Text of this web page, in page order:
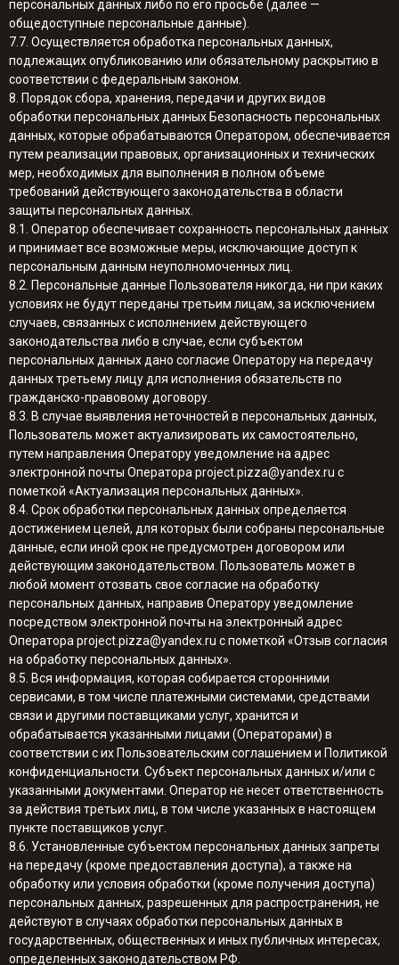
персональных данных либо по его просьбе (далее —
общедоступные персональные данные).
7.7. Осуществляется обработка персональных данных,
подлежащих опубликованию или обязательному раскрытию в
соответствии с федеральным законом.
8. Порядок сбора, хранения, передачи и других видов
обработки персональных данных Безопасность персональных
данных, которые обрабатываются Оператором, обеспечивается
путем реализации правовых, организационных и технических
мер, необходимых для выполнения в полном объеме
требований действующего законодательства в области
защиты персональных данных.
8.1. Оператор обеспечивает сохранность персональных данных
и принимает все возможные меры, исключающие доступ к
персональным данным неуполномоченных лиц.
8.2. Персональные данные Пользователя никогда, ни при каких
условиях не будут переданы третьим лицам, за исключением
случаев, связанных с исполнением действующего
законодательства либо в случае, если субъектом
персональных данных дано согласие Оператору на передачу
данных третьему лицу для исполнения обязательств по
гражданско-правовому договору.
8.3. В случае выявления неточностей в персональных данных,
Пользователь может актуализировать их самостоятельно,
путем направления Оператору уведомление на адрес
электронной почты Оператора project.pizza@yandex.ru с
пометкой «Актуализация персональных данных».
8.4. Срок обработки персональных данных определяется
достижением целей, для которых были собраны персональные
данные, если иной срок не предусмотрен договором или
действующим законодательством. Пользователь может в
любой момент отозвать свое согласие на обработку
персональных данных, направив Оператору уведомление
посредством электронной почты на электронный адрес
Оператора project.pizza@yandex.ru с пометкой «Отзыв согласия
на обработку персональных данных».
8.5. Вся информация, которая собирается сторонними
сервисами, в том числе платежными системами, средствами
связи и другими поставщиками услуг, хранится и
обрабатывается указанными лицами (Операторами) в
соответствии с их Пользовательским соглашением и Политикой
конфиденциальности. Субъект персональных данных и/или с
указанными документами. Оператор не несет ответственность
за действия третьих лиц, в том числе указанных в настоящем
пункте поставщиков услуг.
8.6. Установленные субъектом персональных данных запреты
на передачу (кроме предоставления доступа), а также на
обработку или условия обработки (кроме получения доступа)
персональных данных, разрешенных для распространения, не
действуют в случаях обработки персональных данных в
государственных, общественных и иных публичных интересах,
определенных законодательством РФ.